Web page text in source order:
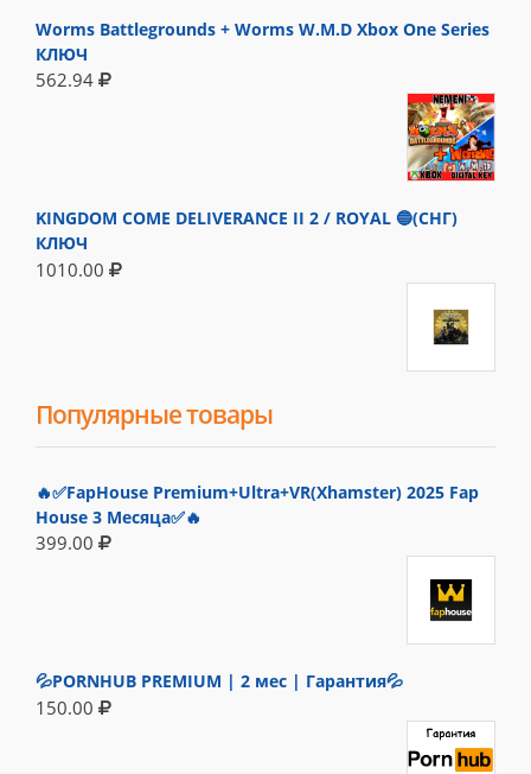
Worms Battlegrounds + Worms W.M.D Xbox One Series
КЛЮЧ
562.94
KINGDOM COME DELIVERANCE II 2 / ROYAL 🔵(СНГ)
КЛЮЧ
1010.00
Популярные товары
🔥✅FapHouse Premium+Ultra+VR(Xhamster) 2025 Fap
House 3 Месяца✅🔥
399.00
💦PORNHUB PREMIUM | 2 мес | Гарантия💦
150.00